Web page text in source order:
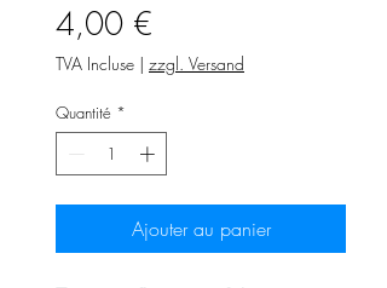
4,00 €
TVA Incluse | zzgl. Versand
Quantité *
Ajouter au panier